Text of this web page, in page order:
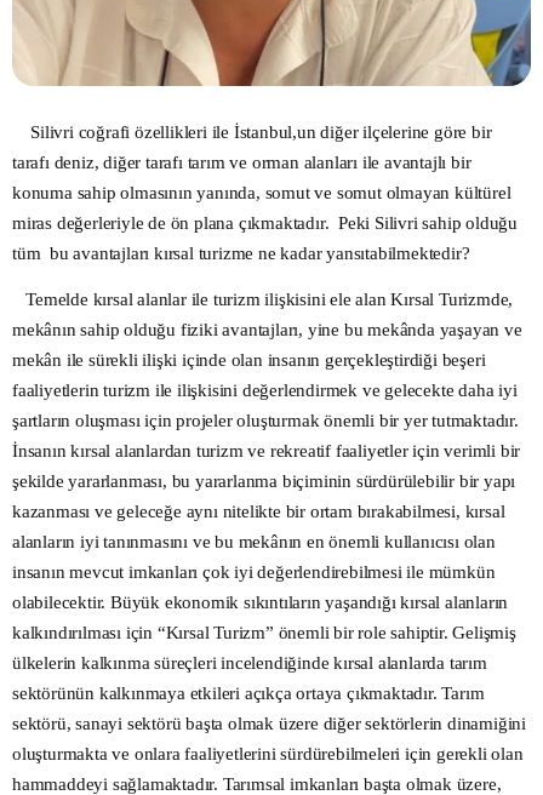
Silivri coğrafi özellikleri ile İstanbul,un diğer ilçelerine göre bir
tarafı deniz, diğer tarafı tarım ve orman alanları ile avantajlı bir
konuma sahip olmasının yanında, somut ve somut olmayan kültürel
miras değerleriyle de ön plana çıkmaktadır. Peki Silivri sahip olduğu
tüm bu avantajları kırsal turizme ne kadar yansıtabilmektedir?
Temelde kırsal alanlar ile turizm ilişkisini ele alan Kırsal Turizmde,
mekânın sahip olduğu fiziki avantajları, yine bu mekânda yaşayan ve
mekân ile sürekli ilişki içinde olan insanın gerçekleştirdiği beşeri
faaliyetlerin turizm ile ilişkisini değerlendirmek ve gelecekte daha iyi
şartların oluşması için projeler oluşturmak önemli bir yer tutmaktadır.
İnsanın kırsal alanlardan turizm ve rekreatif faaliyetler için verimli bir
şekilde yararlanması, bu yararlanma biçiminin sürdürülebilir bir yapı
kazanması ve geleceğe aynı nitelikte bir ortam bırakabilmesi, kırsal
alanların iyi tanınmasını ve bu mekânın en önemli kullanıcısı olan
insanın mevcut imkanları çok iyi değerlendirebilmesi ile mümkün
olabilecektir. Büyük ekonomik sıkıntıların yaşandığı kırsal alanların
kalkındırılması için “Kırsal Turizm” önemli bir role sahiptir. Gelişmiş
ülkelerin kalkınma süreçleri incelendiğinde kırsal alanlarda tarım
sektörünün kalkınmaya etkileri açıkça ortaya çıkmaktadır. Tarım
sektörü, sanayi sektörü başta olmak üzere diğer sektörlerin dinamiğini
oluşturmakta ve onlara faaliyetlerini sürdürebilmeleri için gerekli olan
hammaddeyi sağlamaktadır. Tarımsal imkanları başta olmak üzere,